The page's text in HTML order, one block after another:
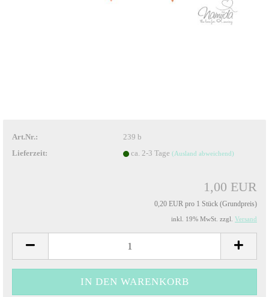
Art.Nr.:
239 b
Lieferzeit:
ca. 2-3 Tage (Ausland abweichend)
1,00 EUR
0,20 EUR pro 1 Stück (Grundpreis)
inkl. 19% MwSt. zzgl. Versand